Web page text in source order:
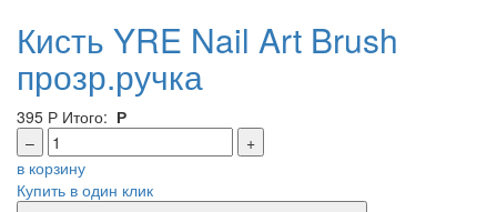
Кисть YRE Nail Art Brush
прозр.ручка
395 Р Итого: Р
–
+
в корзину
Купить в один клик